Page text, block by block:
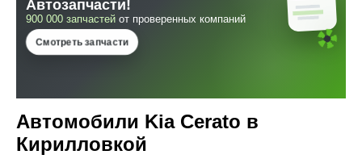
Автомобили Kia Cerato в
Кирилловкой